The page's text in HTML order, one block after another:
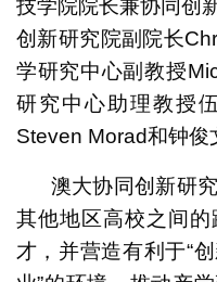
技学院院长兼协同创
创新研究院副院长
学研究中心副教授
研究中心助理教授
Steven Morad和钟俊
澳大协同创新研
其他地区高校之间
才，并营造有利于“